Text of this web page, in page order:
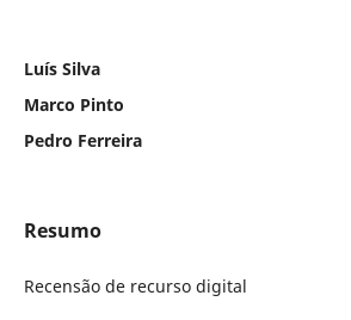
Luís Silva
Marco Pinto
Pedro Ferreira
Resumo
Recensão de recurso digital